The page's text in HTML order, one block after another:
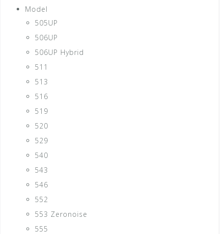
Model
505UP
506UP
506UP Hybrid
511
513
516
519
520
529
540
543
546
552
553 Zeronoise
555